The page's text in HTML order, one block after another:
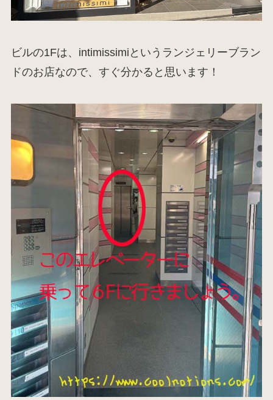
ビルの1Fは、intimissimiというランジェリーブラン
ドのお店なので、すぐ分かると思います！